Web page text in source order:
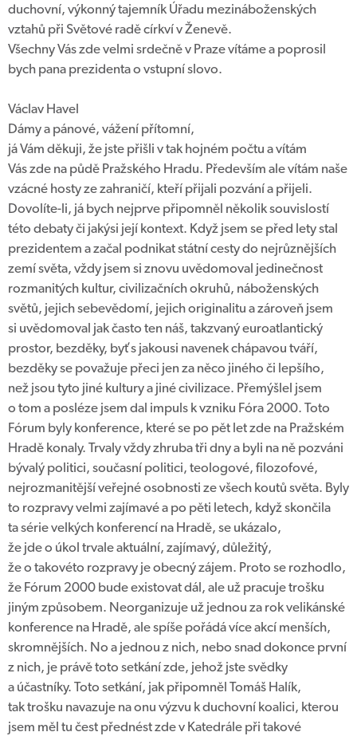
duchovní, výkonný tajemník Úřadu mezináboženských
vztahů při Světové radě církví v Ženevě.
Všechny Vás zde velmi srdečně v Praze vítáme a poprosil
bych pana prezidenta o vstupní slovo.
Václav Havel
Dámy a pánové, vážení přítomní,
já Vám děkuji, že jste přišli v tak hojném počtu a vítám
Vás zde na půdě Pražského Hradu. Především ale vítám naše
vzácné hosty ze zahraničí, kteří přijali pozvání a přijeli.
Dovolíte-li, já bych nejprve připomněl několik souvislostí
této debaty či jakýsi její kontext. Když jsem se před lety stal
prezidentem a začal podnikat státní cesty do nejrůznějších
zemí světa, vždy jsem si znovu uvědomoval jedinečnost
rozmanitých kultur, civilizačních okruhů, náboženských
světů, jejich sebevědomí, jejich originalitu a zároveň jsem
si uvědomoval jak často ten náš, takzvaný euroatlantický
prostor, bezděky, byť s jakousi navenek chápavou tváří,
bezděky se považuje přeci jen za něco jiného či lepšího,
než jsou tyto jiné kultury a jiné civilizace. Přemýšlel jsem
o tom a posléze jsem dal impuls k vzniku Fóra 2000. Toto
Fórum byly konference, které se po pět let zde na Pražském
Hradě konaly. Trvaly vždy zhruba tři dny a byli na ně pozváni
bývalý politici, současní politici, teologové, filozofové,
nejrozmanitější veřejné osobnosti ze všech koutů světa. Byly
to rozpravy velmi zajímavé a po pěti letech, když skončila
ta série velkých konferencí na Hradě, se ukázalo,
že jde o úkol trvale aktuální, zajímavý, důležitý,
že o takovéto rozpravy je obecný zájem. Proto se rozhodlo,
že Fórum 2000 bude existovat dál, ale už pracuje trošku
jiným způsobem. Neorganizuje už jednou za rok velikánské
konference na Hradě, ale spíše pořádá více akcí menších,
skromnějších. No a jednou z nich, nebo snad dokonce první
z nich, je právě toto setkání zde, jehož jste svědky
a účastníky. Toto setkání, jak připomněl Tomáš Halík,
tak trošku navazuje na onu výzvu k duchovní koalici, kterou
jsem měl tu čest přednést zde v Katedrále při takové